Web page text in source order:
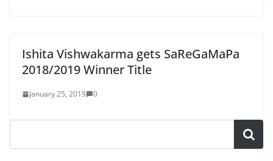
Ishita Vishwakarma gets SaReGaMaPa
2018/2019 Winner Title
January 25, 2019 0